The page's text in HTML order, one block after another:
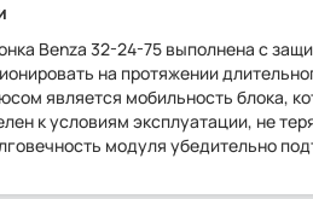
Benza 32-24-75 выполнена с
на протяжении
является мобильность блока,
к условиям эксплуатации, не
модуля убедительно